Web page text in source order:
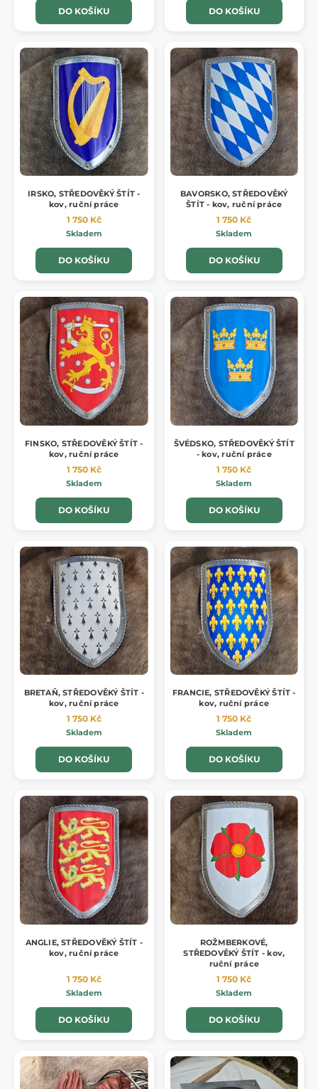
DO KOŠÍKU DO KOŠÍKU
IRSKO, STŘEDOVĚKÝ ŠTÍT -
kov, ruční práce
1 750 Kč
Skladem
DO KOŠÍKU
BAVORSKO, STŘEDOVĚKÝ
ŠTÍT - kov, ruční práce
1 750 Kč
Skladem
DO KOŠÍKU
FINSKO, STŘEDOVĚKÝ ŠTÍT -
kov, ruční práce
1 750 Kč
Skladem
DO KOŠÍKU
ŠVÉDSKO, STŘEDOVĚKÝ ŠTÍT
- kov, ruční práce
1 750 Kč
Skladem
DO KOŠÍKU
BRETAŇ, STŘEDOVĚKÝ ŠTÍT -
kov, ruční práce
1 750 Kč
Skladem
DO KOŠÍKU
FRANCIE, STŘEDOVĚKÝ ŠTÍT -
kov, ruční práce
1 750 Kč
Skladem
DO KOŠÍKU
ANGLIE, STŘEDOVĚKÝ ŠTÍT -
kov, ruční práce
1 750 Kč
Skladem
DO KOŠÍKU
ROŽMBERKOVÉ,
STŘEDOVĚKÝ ŠTÍT - kov,
ruční práce
1 750 Kč
Skladem
DO KOŠÍKU